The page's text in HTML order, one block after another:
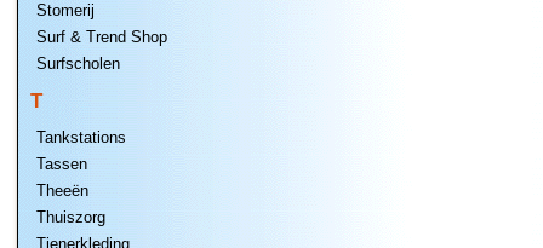
Stomerij
Surf & Trend Shop
Surfscholen
T
Tankstations
Tassen
Theeën
Thuiszorg
Tienerkleding